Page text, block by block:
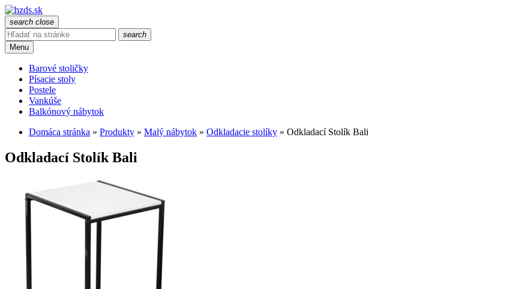
search close
search
Menu
Barové stoličky
Písacie stoly
Postele
Vankúše
Balkónový nábytok
Domáca stránka » Produkty » Malý nábytok » Odkladacie stolíky » Odkladací Stolík Bali
Odkladací Stolík Bali